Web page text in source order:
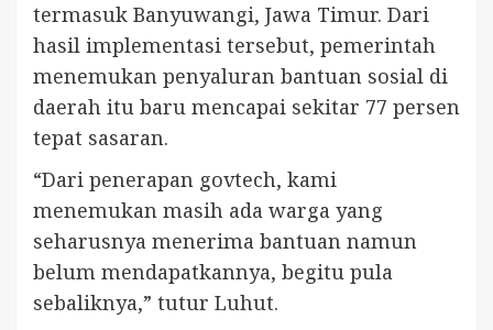
termasuk Banyuwangi, Jawa Timur. Dari
hasil implementasi tersebut, pemerintah
menemukan penyaluran bantuan sosial di
daerah itu baru mencapai sekitar 77 persen
tepat sasaran.
“Dari penerapan govtech, kami
menemukan masih ada warga yang
seharusnya menerima bantuan namun
belum mendapatkannya, begitu pula
sebaliknya,” tutur Luhut.